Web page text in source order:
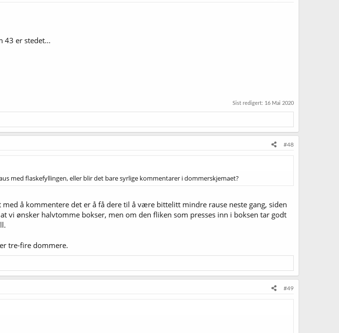
43 er stedet...
Sist redigert: 16 Mai 2020
#48
med flaskefyllingen, eller blir det bare syrlige kommentarer i dommerskjemaet?
å kommentere det er å få dere til å være bittelitt mindre rause neste gang, siden
vi ønsker halvtomme bokser, men om den fliken som presses inn i boksen tar godt
tre-fire dommere.
#49